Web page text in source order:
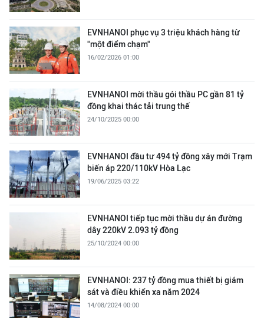
EVNHANOI phục vụ 3 triệu khách hàng từ
"một điểm chạm"
16/02/2026 01:00
EVNHANOI mời thầu gói thầu PC gần 81 tỷ
đồng khai thác tải trung thế
24/10/2025 00:00
EVNHANOI đầu tư 494 tỷ đồng xây mới Trạm
biến áp 220/110kV Hòa Lạc
19/06/2025 03:22
EVNHANOI tiếp tục mời thầu dự án đường
dây 220kV 2.093 tỷ đồng
25/10/2024 00:00
EVNHANOI: 237 tỷ đồng mua thiết bị giám
sát và điều khiển xa năm 2024
14/08/2024 00:00